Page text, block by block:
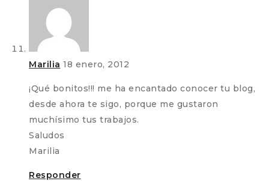
Marilia 18 enero, 2012
¡Qué bonitos!!! me ha encantado conocer tu blog,
desde ahora te sigo, porque me gustaron
muchísimo tus trabajos.
Saludos
Marilia
Responder